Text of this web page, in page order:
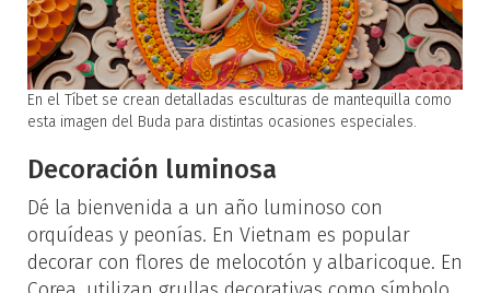
En el Tíbet se crean detalladas esculturas de mantequilla como
esta imagen del Buda para distintas ocasiones especiales.
Decoración luminosa
Dé la bienvenida a un año luminoso con
orquídeas y peonías. En Vietnam es popular
decorar con flores de melocotón y albaricoque. En